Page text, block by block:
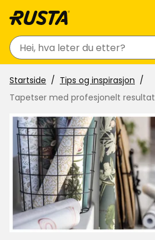
Søk
Startside
Tips og inspirasjon
Tapetser med profesjonelt resultat